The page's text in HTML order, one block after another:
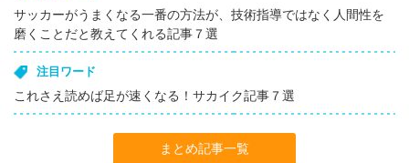
サッカーがうまくなる一番の方法が、技術指導ではなく人間性を
磨くことだと教えてくれる記事７選
注目ワード
これさえ読めば足が速くなる！サカイク記事７選
まとめ記事一覧